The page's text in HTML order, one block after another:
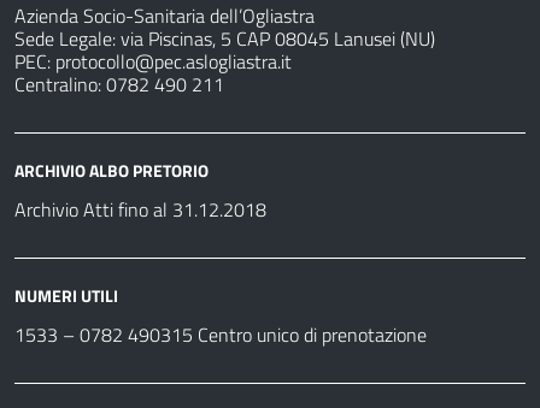
Azienda Socio-Sanitaria dell’Ogliastra
Sede Legale: via Piscinas, 5 CAP 08045 Lanusei (NU)
PEC: protocollo@pec.aslogliastra.it
Centralino: 0782 490 211
ARCHIVIO ALBO PRETORIO
Archivio Atti fino al 31.12.2018
NUMERI UTILI
1533 – 0782 490315 Centro unico di prenotazione